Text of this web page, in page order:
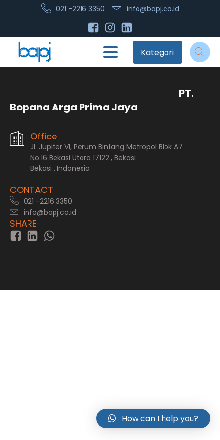
021 -2216 3350 info@bapj.co.id
Kategori
PT.
Bopana Arga Prima Jaya
Office
Jl. Jupiter VI, Perum Bintang Metropol Blok A7
No.16 Bekasi Utara 17122 , Bekasi
Bekasi , Indonesia
CONTACT
021 -2216 3350
info@bapj.co.id
SHARE
How can I help you?